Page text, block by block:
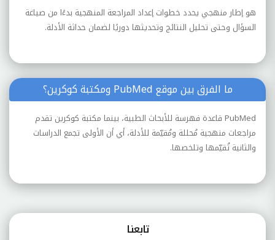
هو إطار منهجي يحدد خطوات إعداد المراجعة المنهجية بدءًا من صياغة
السؤال وحتى تحليل النتائج وتحديثها دوريًا لضمان حداثة الأدلة.
ما الفرق بين موقع PubMed ومكتبة كوكرين؟
PubMed قاعدة فهرسة للأبحاث الطبية، بينما مكتبة كوكرين تقدم
مراجعات منهجية مُحللة ومُقيّمة للأدلة، أي أن الأولى تجمع الدراسات
والثانية تُقيّمها وتلخصها.
تابعنـا